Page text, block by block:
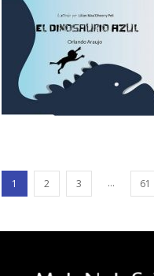
1 2 3 ... 61